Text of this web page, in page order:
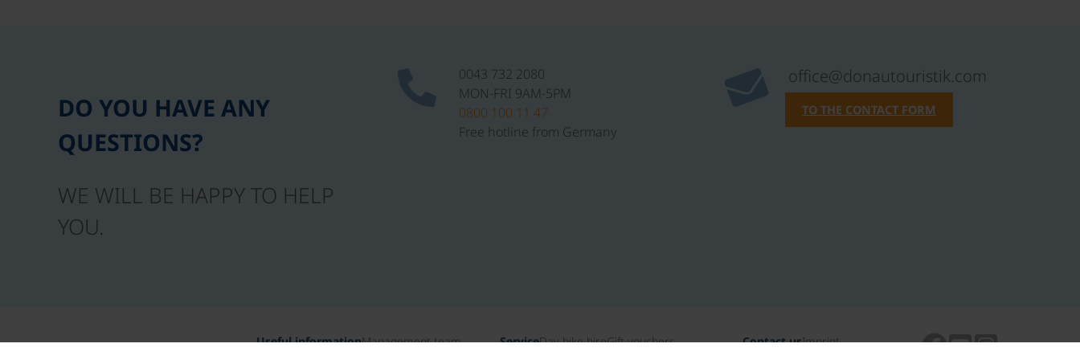
DO YOU HAVE ANY
QUESTIONS?
WE WILL BE HAPPY TO HELP
YOU.
0043 732 2080
MON-FRI 9AM-5PM
0800 100 11 47
Free hotline from Germany
office@donautouristik.com
TO THE CONTACT FORM
Useful informationManagement team
ServiceDay bike hireGift vouchers Contact usImprint